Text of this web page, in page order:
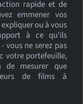
rapide et de
emmener vos
ou à vous
à ce qu'ils
vous ne serez pas
votre portefeuille,
mesurer que
de films à